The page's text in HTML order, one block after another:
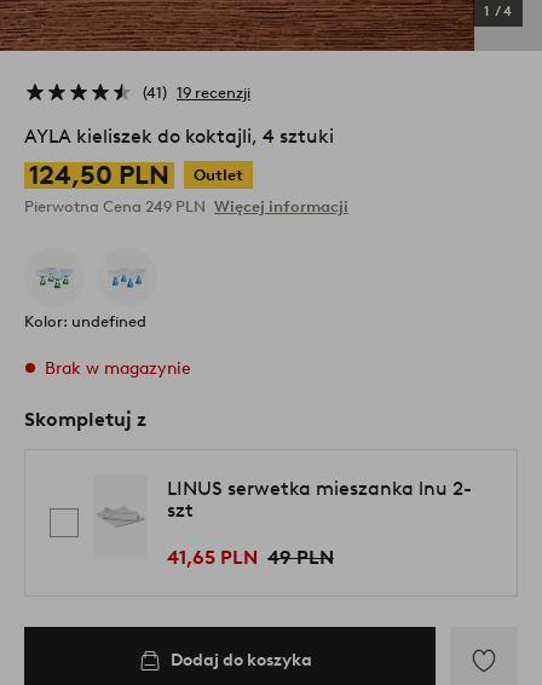
1 /4
41 19 recenzji
AYLA kieliszek do koktajli, 4 sztuki
124,50 PLN
Outlet
Pierwotna Cena 249 PLN Więcej informacji
Kolor: undefined
Brak w magazynie
Skompletuj z
LINUS serwetka mieszanka lnu 2-
szt
41,65 PLN 49 PLN
Dodaj do koszyka